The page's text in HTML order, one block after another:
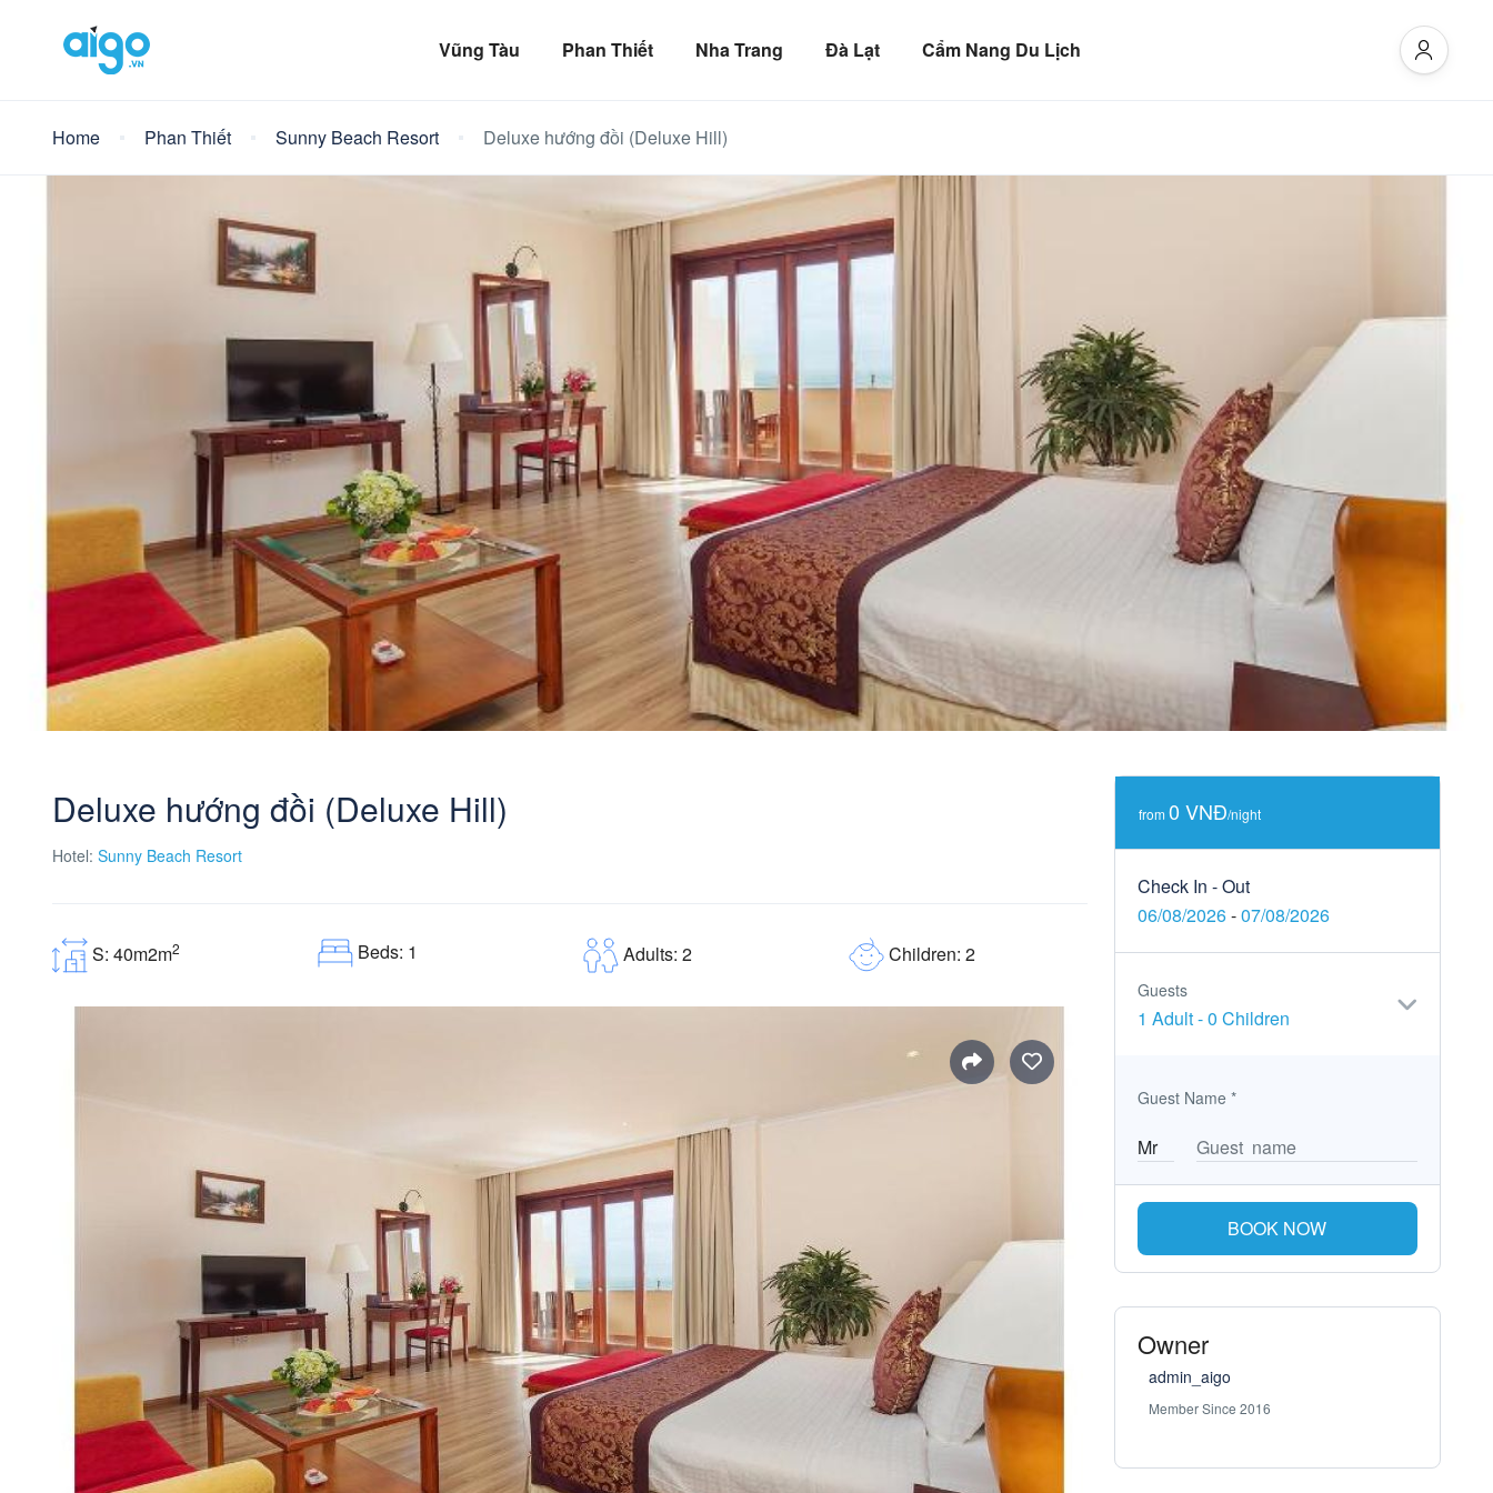
Vũng Tàu Phan Thiết Nha Trang Đà Lạt Cẩm Nang Du Lịch
Home Phan Thiết Sunny Beach Resort Deluxe hướng đồi (Deluxe Hill)
Deluxe hướng đồi (Deluxe Hill)
Hotel: Sunny Beach Resort
S: 40m2m2 Beds: 1 Adults: 2 Children: 2
from 0 VNĐ/night
Check In - Out
06/08/2026-07/08/2026
Guests
1 Adult-0 Children
Guest Name *
BOOK NOW
Owner
admin_aigo
Member Since 2016